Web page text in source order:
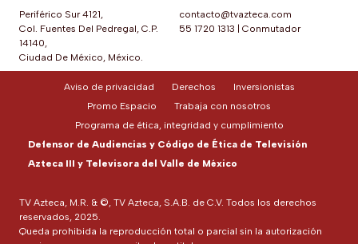
Periférico Sur 4121,
Col. Fuentes Del Pedregal, C.P.
14140,
Ciudad De México, México.
contacto@tvazteca.com
55 1720 1313
Conmutador
TV Azteca, M.R. & ©, TV Azteca, S.A.B. de C.V. Todos los derechos
reservados, 2025.
Queda prohibida la reproducción total o parcial sin la autorización
Aviso de privacidad Derechos
Inversionistas
Promo Espacio
Trabaja con nosotros
Programa de ética, integridad y cumplimiento
Defensor de Audiencias y Código de Ética de Televisión
Azteca III y Televisora del Valle de México